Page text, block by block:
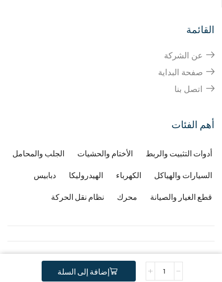
إضافة إلى السلة
القائمة
عن الشركة
صفحة البداية
اتصل بنا
أهم الفئات
أدوات التثبيت والربط الأختام والحشيات الجلب والمحامل
السيارات والهياكل الكهرباء الهيدروليكا دبابيس
قطع الغيار والصيانة محرك نظام نقل الحركة
Copyright © 2026Developped by Djafri idir
Copyright Gstractor
.